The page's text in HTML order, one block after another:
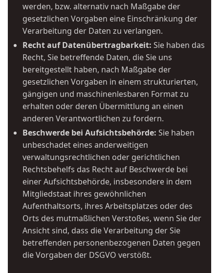
werden, bzw. alternativ nach Maßgabe der
gesetzlichen Vorgaben eine Einschränkung der
Verarbeitung der Daten zu verlangen.
Recht auf Datenübertragbarkeit: Sie haben das
Recht, Sie betreffende Daten, die Sie uns
bereitgestellt haben, nach Maßgabe der
gesetzlichen Vorgaben in einem strukturierten,
gängigen und maschinenlesbaren Format zu
erhalten oder deren Übermittlung an einen
anderen Verantwortlichen zu fordern.
Beschwerde bei Aufsichtsbehörde: Sie haben
unbeschadet eines anderweitigen
verwaltungsrechtlichen oder gerichtlichen
Rechtsbehelfs das Recht auf Beschwerde bei
einer Aufsichtsbehörde, insbesondere in dem
Mitgliedstaat ihres gewöhnlichen
Aufenthaltsorts, ihres Arbeitsplatzes oder des
Orts des mutmaßlichen Verstoßes, wenn Sie der
Ansicht sind, dass die Verarbeitung der Sie
betreffenden personenbezogenen Daten gegen
die Vorgaben der DSGVO verstößt.